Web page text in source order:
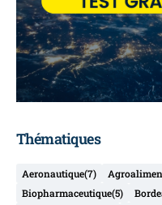
Thématiques
Aeronautique(7)
Biopharmaceutique(5)